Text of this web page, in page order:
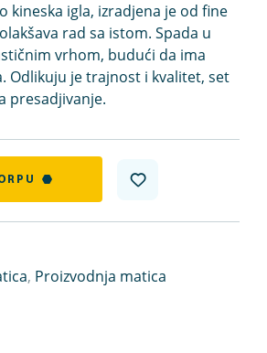
kineska igla, izradjena je od fine
rad sa istom. Spada u
vrhom, budući da ima
Odlikuju je trajnost i kvalitet, set
presadjivanje.
, Proizvodnja matica